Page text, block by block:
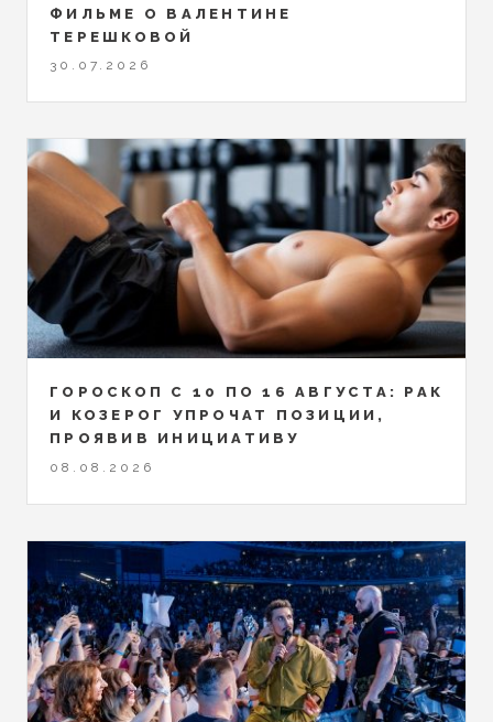
ФИЛЬМЕ О ВАЛЕНТИНЕ
ТЕРЕШКОВОЙ
30.07.2026
ГОРОСКОП С 10 ПО 16 АВГУСТА: РАК
И КОЗЕРОГ УПРОЧАТ ПОЗИЦИИ,
ПРОЯВИВ ИНИЦИАТИВУ
08.08.2026